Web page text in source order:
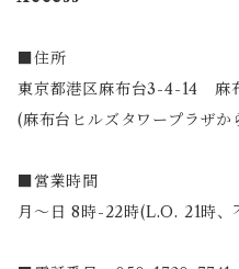
■住所
東京都港区麻布台3-4-14 麻
(麻布台ヒルズタワープラザか
■営業時間
月～日 8時-22時(L.O. 21時